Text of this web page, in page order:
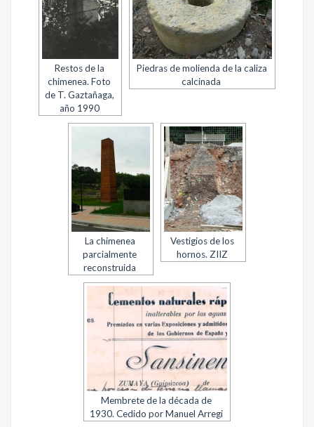
Restos de la
chimenea. Foto
de T. Gaztañaga,
año 1990
Piedras de molienda de la caliza
calcinada
La chimenea
parcialmente
reconstruida
Vestigios de los
hornos. ZIIZ
Membrete de la década de
1930. Cedido por Manuel Arregi